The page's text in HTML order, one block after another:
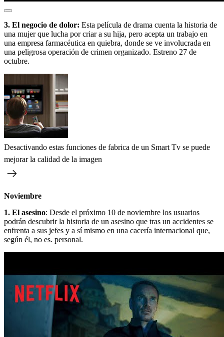
3. El negocio de dolor: Esta película de drama cuenta la historia de
una mujer que lucha por criar a su hija, pero acepta un trabajo en
una empresa farmacéutica en quiebra, donde se ve involucrada en
una peligrosa operación de crimen organizado. Estreno 27 de
octubre.
Desactivando estas funciones de fabrica de un Smart Tv se puede
mejorar la calidad de la imagen
Noviembre
1. El asesino: Desde el próximo 10 de noviembre los usuarios
podrán descubrir la historia de un asesino que tras un accidentes se
enfrenta a sus jefes y a sí mismo en una cacería internacional que,
según él, no es. personal.